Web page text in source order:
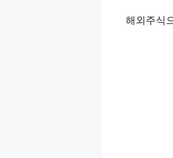
해외주식